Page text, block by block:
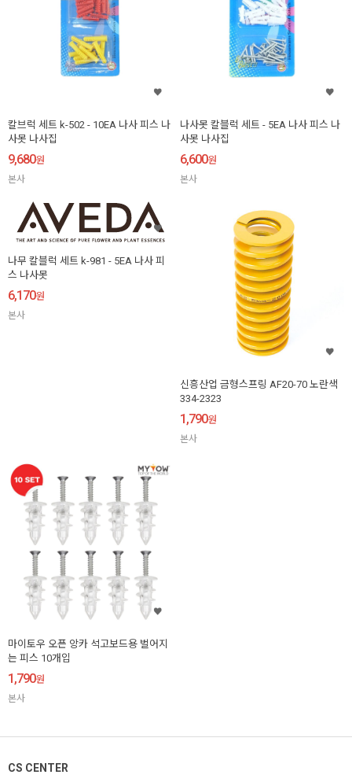
칼브럭 세트 k-502 - 10EA 나사 피스 나
사못 나사집
9,680원
본사
나사못 칼블럭 세트 - 5EA 나사 피스 나
사못 나사집
6,600원
본사
나무 칼블럭 세트 k-981 - 5EA 나사 피
스 나사못
6,170원
본사
신흥산업 금형스프링 AF20-70 노란색
334-2323
1,790원
본사
마이토우 오픈 앙카 석고보드용 벌어지
는 피스 10개입
1,790원
본사
CS CENTER